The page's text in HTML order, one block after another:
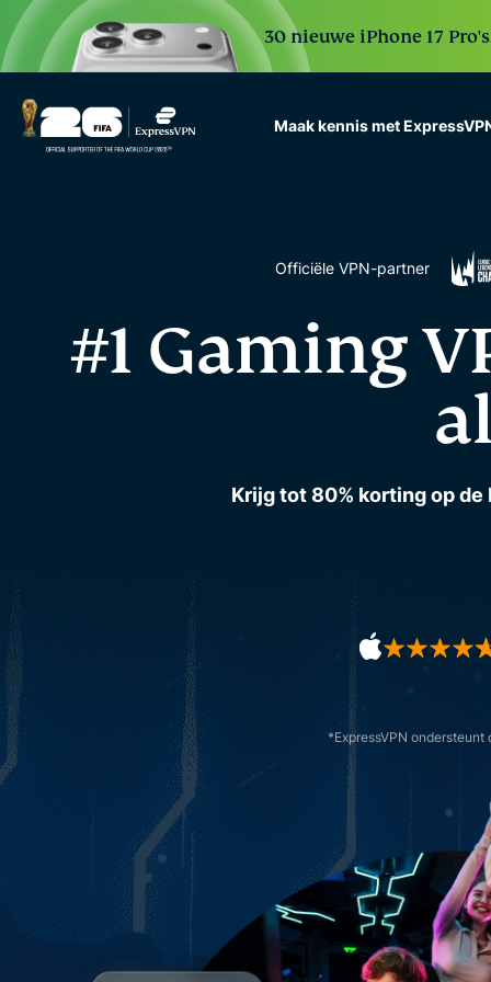
30 nieuwe iPhone 17
Maak kennis met
VPN protection for
scale.
Officiële VPN-partner
#1 Gaming
Krijg tot 80% korting op
*ExpressVPN